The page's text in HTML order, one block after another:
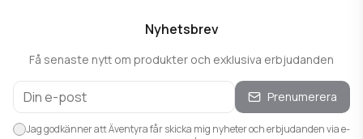
Nyhetsbrev
Få senaste nytt om produkter och exklusiva erbjudanden
Prenumerera
Jag godkänner att Äventyra får skicka mig nyheter och erbjudanden via e-